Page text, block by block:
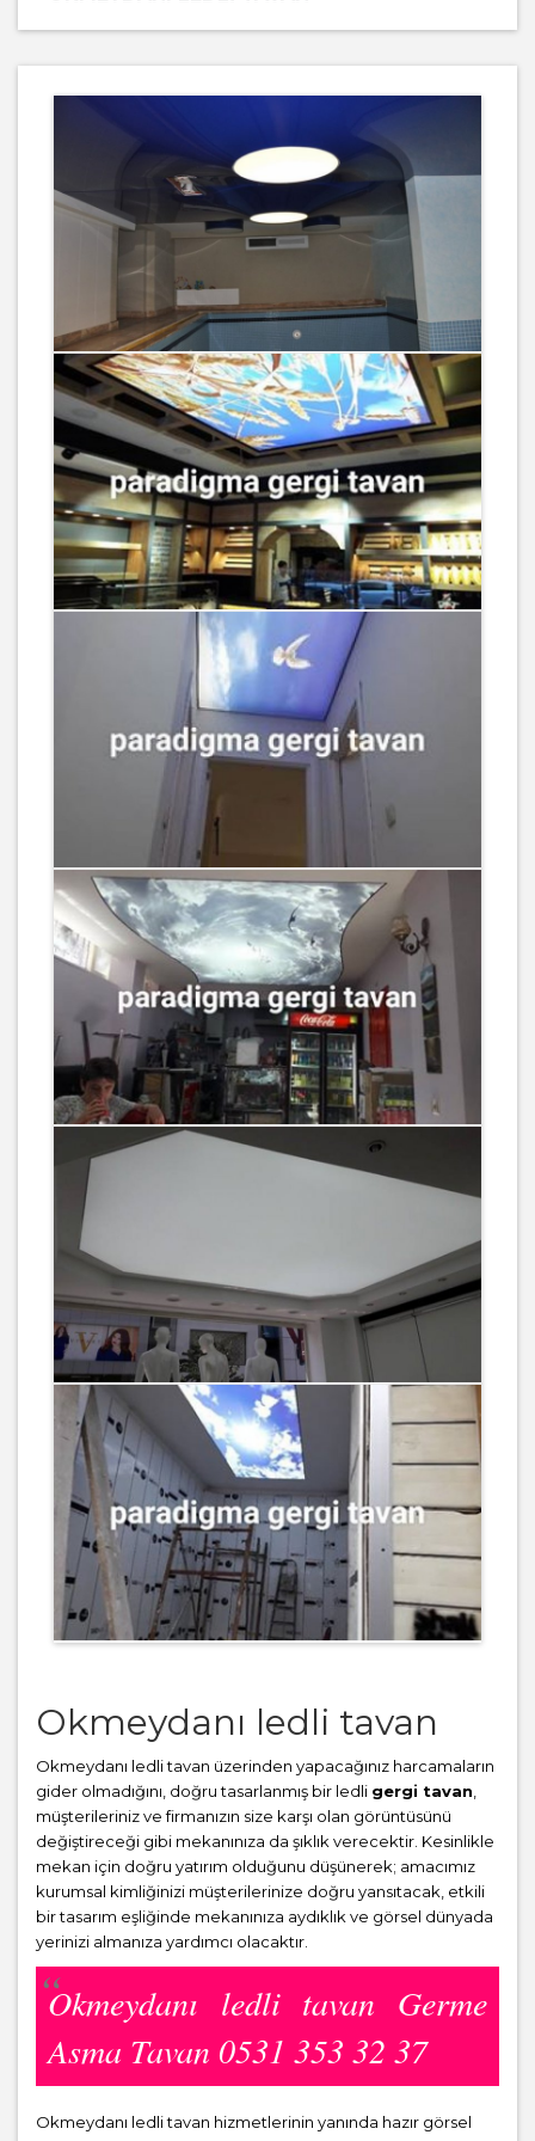
Okmeydanı ledli tavan
Okmeydanı ledli tavan üzerinden yapacağınız harcamaların
gider olmadığını, doğru tasarlanmış bir ledli gergi tavan
müşterileriniz ve firmanızın size karşı olan görüntüsünü
değiştireceği gibi mekanınıza da şıklık verecektir. Kesinlikle
mekan için doğru yatırım olduğunu düşünerek; amacımız
kurumsal kimliğinizi müşterilerinize doğru yansıtacak, etkili
bir tasarım eşliğinde mekanınıza aydıklık ve görsel dünyada
yerinizi almanıza yardımcı olacaktır.
Okmeydanı ledli tavan Germe
Asma Tavan 0531 353 32 37
Okmeydanı ledli tavan hizmetlerinin yanında hazır görsel